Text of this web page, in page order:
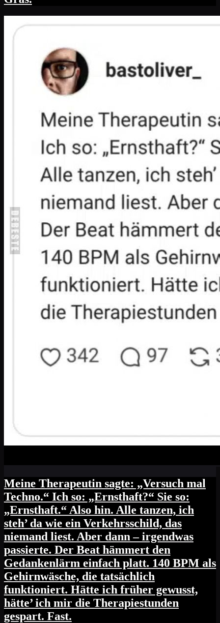
Meine Therapeutin sagte: „Versuch mal
Techno.“ Ich so: „Ernsthaft?“ Sie so:
„Ernsthaft.“ Also hin. Alle tanzen, ich
steh’ da wie ein Verkehrsschild, das
niemand liest. Aber dann – irgendwas
passierte. Der Beat hämmert den
Gedankenlärm einfach platt. 140 BPM als
Gehirnwäsche, die tatsächlich
funktioniert. Hätte ich früher gewusst,
hätte’ ich mir die Therapiestunden
gespart. Fast.